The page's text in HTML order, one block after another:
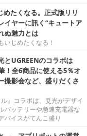
たくなる。正式版リリ
イヤーに訊く“キュートア
ぬ魅力とは
いじめたくなる！
とUGREENのコラボは
！全6商品に使える5％オ
撮影会など、盛りだくさ
』コラボは、爻光がデザイ
バッテリーや急速充電器な
バイスがてんこ盛り